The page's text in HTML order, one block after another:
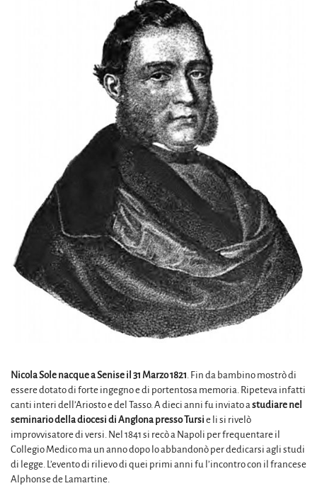
Nicola Sole nacque a Senise il 31 Marzo 1821 . Fin da bambino mostrò di
essere dotato di forte ingegno e di portentosa memoria. Ripeteva infatti
canti interi dell’Ariosto e del Tasso. A dieci anni fu inviato a studiare nel
seminario della diocesi di Anglona presso Tursi e li si rivelò
improvvisatore di versi. Nel 1841 si recò a Napoli per frequentare il
Collegio Medico ma un anno dopo lo abbandonò per dedicarsi agli studi
di legge. L’evento di rilievo di quei primi anni fu l’incontro con il francese
Alphonse de Lamartine.